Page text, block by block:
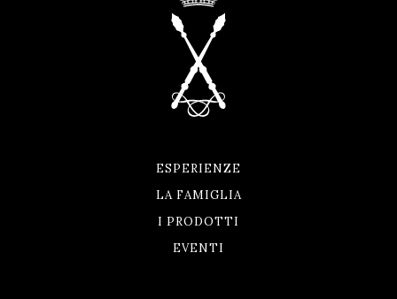
ESPERIENZE
LA FAMIGLIA
I PRODOTTI
EVENTI